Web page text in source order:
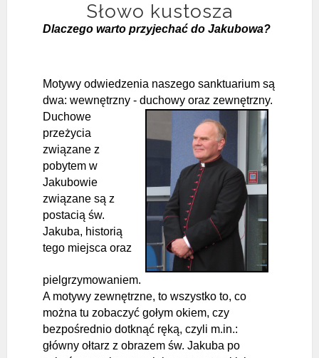
Słowo kustosza
Dlaczego warto przyjechać do Jakubowa?
Motywy odwiedzenia naszego sanktuarium są
dwa: wewnętrzny - duchowy oraz zewnętrzny.
Duchowe
przeżycia
związane z
pobytem w
Jakubowie
związane są z
postacią św.
Jakuba, historią
tego miejsca oraz
pielgrzymowaniem.
A motywy zewnętrzne, to wszystko to, co
można tu zobaczyć gołym okiem, czy
bezpośrednio dotknąć ręką, czyli m.in.:
główny ołtarz z obrazem św. Jakuba po